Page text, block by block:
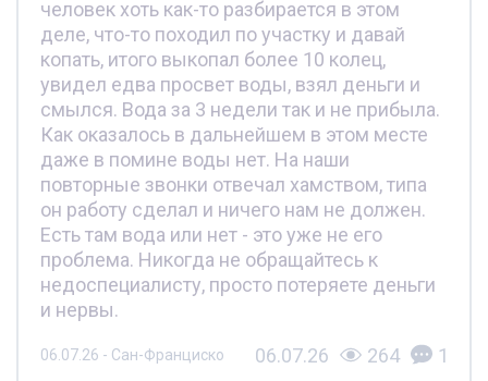
человек хоть как-то разбирается в этом
деле, что-то походил по участку и давай
копать, итого выкопал более 10 колец,
увидел едва просвет воды, взял деньги и
смылся. Вода за 3 недели так и не прибыла.
Как оказалось в дальнейшем в этом месте
даже в помине воды нет. На наши
повторные звонки отвечал хамством, типа
он работу сделал и ничего нам не должен.
Есть там вода или нет - это уже не его
проблема. Никогда не обращайтесь к
недоспециалисту, просто потеряете деньги
и нервы.
06.07.26 - Сан-Франциско 06.07.26 264 1